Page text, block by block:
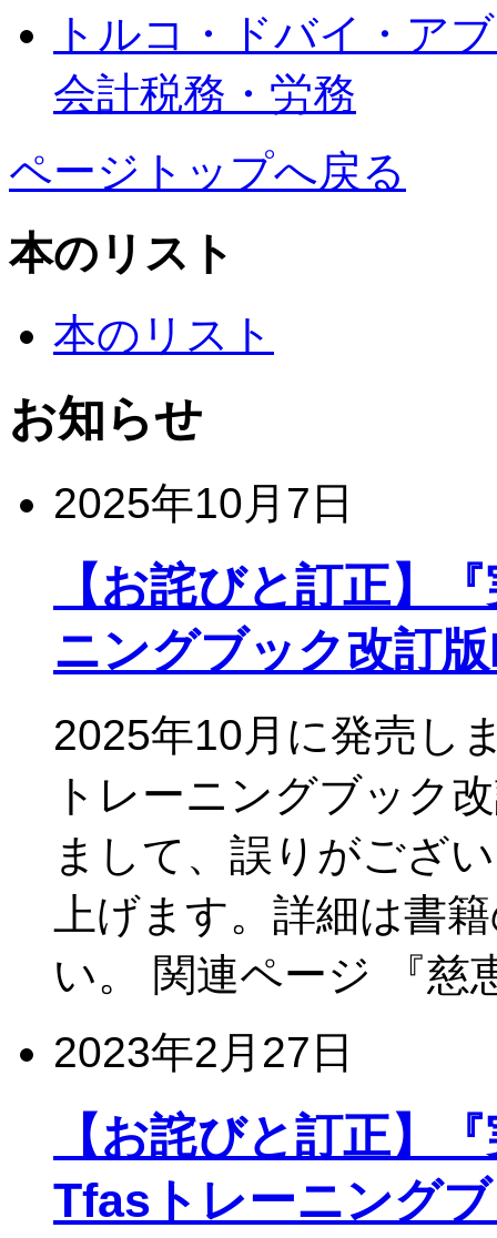
トルコ・ドバイ・ア
会計税務・労務
ページトップへ戻る
本のリスト
本のリスト
お知らせ
2025年10月7日
【お詫びと訂正】
ニングブック改訂
2025年10月に発売し
トレーニングブック
まして、誤りがござ
上げます。詳細は書
い。 関連ページ 『
2023年2月27日
【お詫びと訂正】
Tfasトレーニング